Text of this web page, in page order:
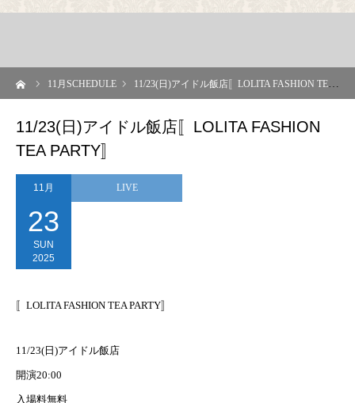
11 月SCHEDULE 11/23(日)アイドル飯店〚LOLITA FASHION TEA PARTY〛
11/23(日)アイドル飯店〚LOLITA FASHION
TEA PARTY〛
11月
23
SUN
2025
LIVE
〚LOLITA FASHION TEA PARTY〛
11/23(日)アイドル飯店
開演20:00
入場料無料